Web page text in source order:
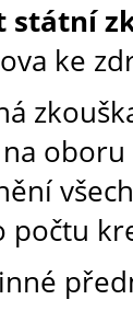
státní
ke
počtu